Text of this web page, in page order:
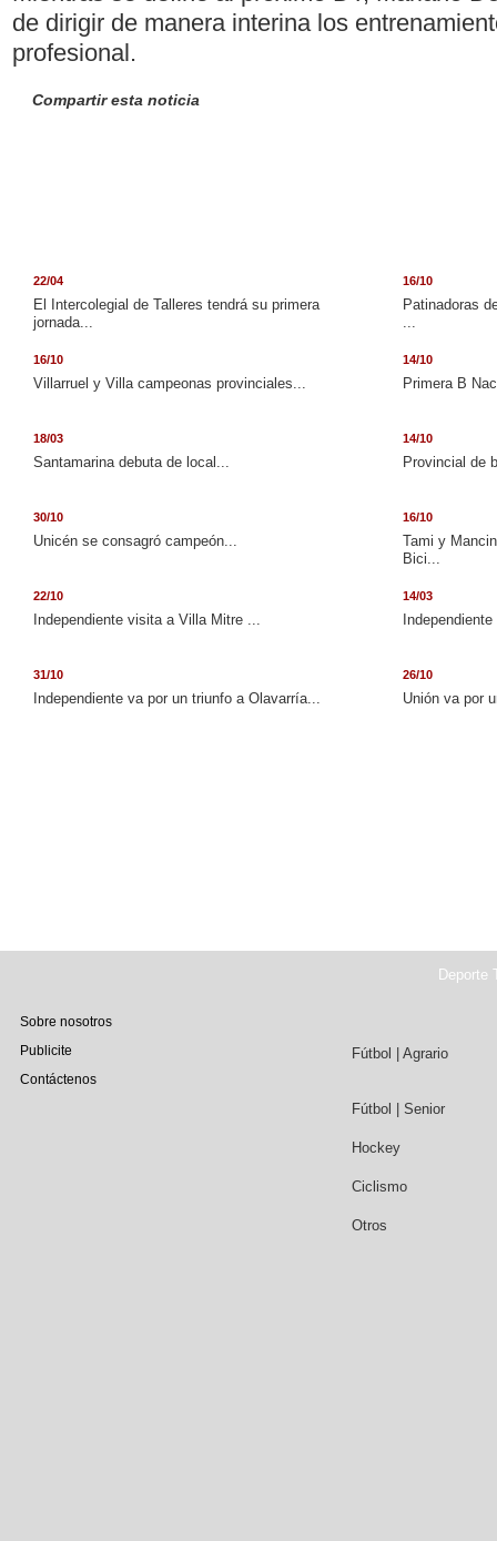
de dirigir de manera interina los
profesional.
Compartir esta noticia
22/04
El Intercolegial de Talleres tendrá su primera
jornada...
16/10
Patinadoras
...
16/10
Villarruel y Villa campeonas provinciales...
14/10
Primera B
18/03
Santamarina debuta de local...
14/10
Provincial de
30/10
Unicén se consagró campeón...
16/10
Tami y
Bici...
22/10
Independiente visita a Villa Mitre ...
14/03
31/10
Independiente va por un triunfo a Olavarría...
26/10
Unión va por
Deporte
Sobre nosotros
Publicite
Contáctenos
Fútbol | Agrario
Fútbol | Senior
Hockey
Ciclismo
Otros